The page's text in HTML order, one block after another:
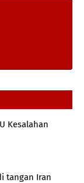
Kesalahan
tangan Iran